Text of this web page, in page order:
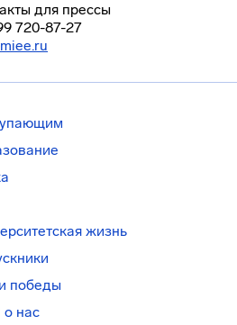
для прессы
720-87-27
жизнь
победы
нас